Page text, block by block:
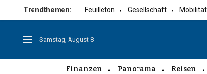
Trendthemen: Feuilleton Gesellschaft Mobilität
Samstag, August 8
Finanzen Panorama Reisen